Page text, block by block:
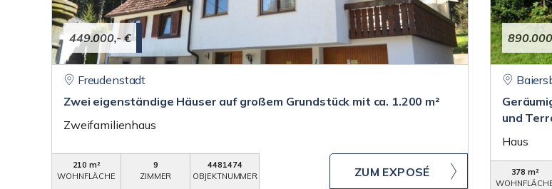
449.000,- €
Freudenstadt
Zwei eigenständige Häuser auf großem Grundstück mit ca. 1.200 m²
Zweifamilienhaus
210 m²
WOHNFLÄCHE
9
ZIMMER
4481474
OBJEKTNUMMER
ZUM EXPOSÉ
und
Haus
378 m²